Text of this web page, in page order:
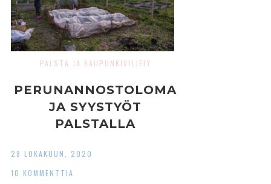
PALSTA JA KAUPUNKIVILJELY
PERUNANNOSTOLOMA
JA SYYSTYÖT
PALSTALLA
28 LOKAKUUN, 2020
10 KOMMENTTIA